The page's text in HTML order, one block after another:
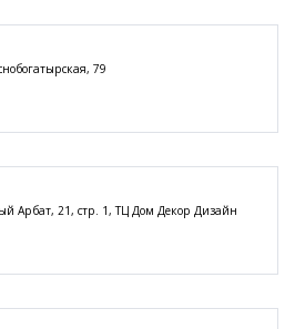
79
Арбат, 21, стр. 1, ТЦ Дом Декор Дизайн